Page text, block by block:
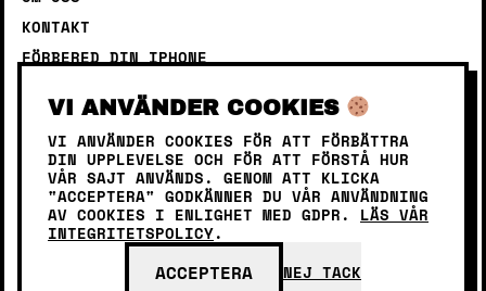
KONTAKT
FÖRBERED DIN IPHONE
KÖPVILLKOR
INTEGRITETSPOLICY
© 2026 MOBIFIX. ALL RIGHTS RESERVED.
VI ANVÄNDER COOKIES
VI ANVÄNDER COOKIES FÖR ATT FÖRBÄTTRA
DIN UPPLEVELSE OCH FÖR ATT FÖRSTÅ HUR
VÅR SAJT ANVÄNDS. GENOM ATT KLICKA
"ACCEPTERA" GODKÄNNER DU VÅR ANVÄNDNING
AV COOKIES I ENLIGHET MED GDPR. LÄS VÅR
INTEGRITETSPOLICY.
ACCEPTERA NEJ TACK